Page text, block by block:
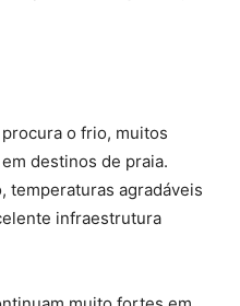
o frio, muitos
destinos de praia.
temperaturas agradáveis
infraestrutura